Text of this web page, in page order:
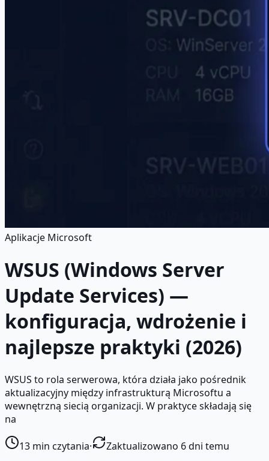
Aplikacje Microsoft
WSUS (Windows Server
Update Services) —
konfiguracja, wdrożenie i
najlepsze praktyki (2026)
WSUS to rola serwerowa, która działa jako pośrednik
aktualizacyjny między infrastrukturą Microsoftu a
wewnętrzną siecią organizacji. W praktyce składają się
na
13 min czytania·
Zaktualizowano 6 dni temu